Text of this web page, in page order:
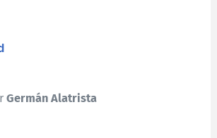
Germán Alatrista